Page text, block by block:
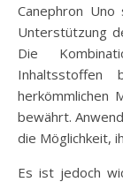
Canephron
Unterstützung
Die
Inhaltsstoffen
herkömmlichen
bewährt.
die Möglichkeit,
Es ist jedoch